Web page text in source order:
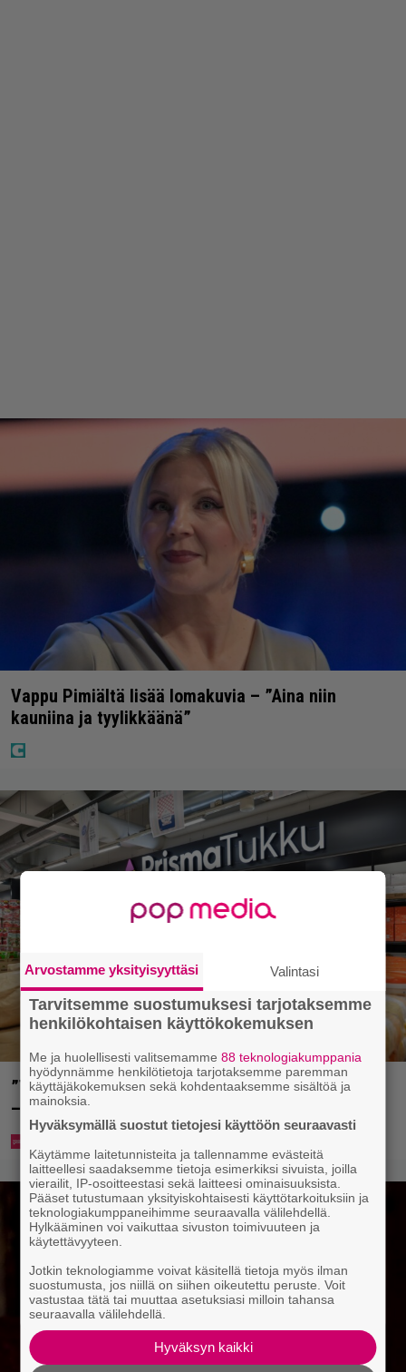
Vappu Pimiältä lisää lomakuvia – ”Aina niin
kauniina ja tyylikkäänä”
”Tavallista suurempia pakkauksia myös perheille”
– tänne aukee Suomen toinen Prisma Tukku
Arvostamme yksityisyyttäsi Valintasi
Tarvitsemme suostumuksesi tarjotaksemme
henkilökohtaisen käyttökokemuksen
Me ja huolellisesti valitsemamme88 teknologiakumppania
hyödynnämme henkilötietoja tarjotaksemme paremman
käyttäjäkokemuksen sekä kohdentaaksemme sisältöä ja
mainoksia.
Hyväksymällä suostut tietojesi käyttöön seuraavasti
Käytämme laitetunnisteita ja tallennamme evästeitä
laitteellesi saadaksemme tietoja esimerkiksi sivuista, joilla
vierailit, IP-osoitteestasi sekä laitteesi ominaisuuksista.
Pääset tutustumaan yksityiskohtaisesti käyttötarkoituksiin ja
teknologiakumppaneihimme seuraavalla välilehdellä.
Hylkääminen voi vaikuttaa sivuston toimivuuteen ja
käytettävyyteen.
Jotkin teknologiamme voivat käsitellä tietoja myös ilman
suostumusta, jos niillä on siihen oikeutettu peruste. Voit
vastustaa tätä tai muuttaa asetuksiasi milloin tahansa
seuraavalla välilehdellä.
Hyväksyn kaikki